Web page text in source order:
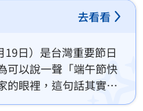
去看看
日）是台灣重要節日
以說一聲「端午節快
的眼裡，這句話其實並
一聲「端午安康」。追